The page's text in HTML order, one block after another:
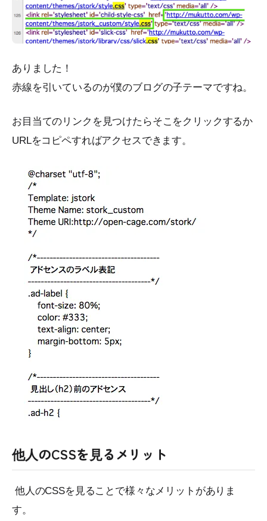
ありました！
赤線を引いているのが僕のブログの子テーマですね。
お目当てのリンクを見つけたらそこをクリックするか
URLをコピペすればアクセスできます。
他人のCSSを見るメリット
他人のCSSを見ることで様々なメリットがありま
す。